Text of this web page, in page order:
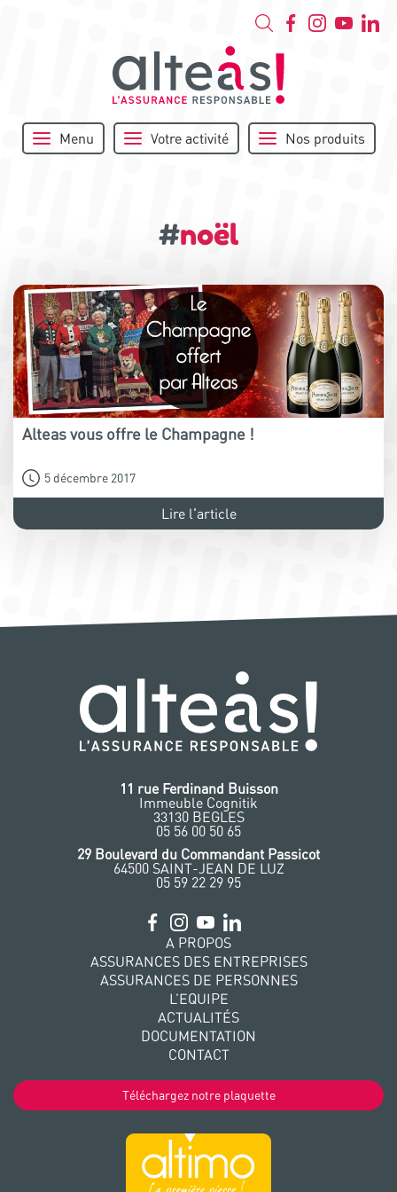
Menu Votre activité Nos produits
#noël
Alteas vous offre le Champagne !
5 décembre 2017
Lire l'article
11 rue Ferdinand Buisson
Immeuble Cognitik
33130 BEGLES
‭05 56 00 50 65
‭29 Boulevard du Commandant Passicot
64500 SAINT-JEAN DE LUZ
05 59 22 29 95
A PROPOS
ASSURANCES DES ENTREPRISES
ASSURANCES DE PERSONNES
L’EQUIPE
ACTUALITÉS
DOCUMENTATION
CONTACT
Téléchargez notre plaquette